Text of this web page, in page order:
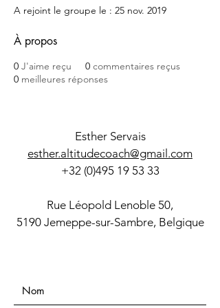
A rejoint le groupe le : 25 nov. 2019
À propos
0 J'aime reçu 0 commentaires reçus
0 meilleures réponses
Esther Servais
esther.altitudecoach@gmail.com
+32 (0)495 19 53 33
Rue Léopold Lenoble 50,
5190 Jemeppe-sur-Sambre, Belgique